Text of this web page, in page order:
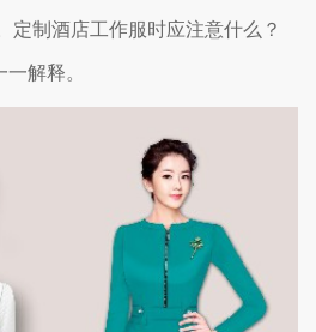
定制酒店工作服时应注意什么？
解释。